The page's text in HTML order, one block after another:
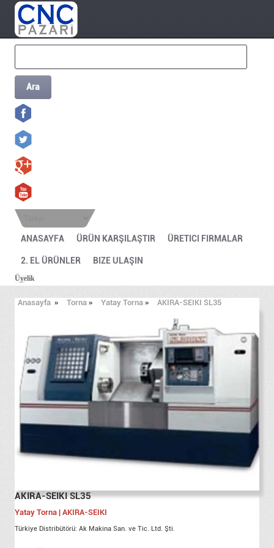
Ara
ANASAYFA ÜRÜN KARŞILAŞTIR ÜRETICI FIRMALAR
2. EL ÜRÜNLER BIZE ULAŞIN
Üyelik
Anasayfa » Torna » Yatay Torna » AKIRA-SEIKI SL35
AKIRA-SEIKI SL35
Yatay Torna | AKIRA-SEIKI
Türkiye Distribütörü: Ak Makina San. ve Tic. Ltd. Şti.